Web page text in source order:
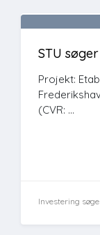
STU
Projekt:
(CVR: ...
Investering